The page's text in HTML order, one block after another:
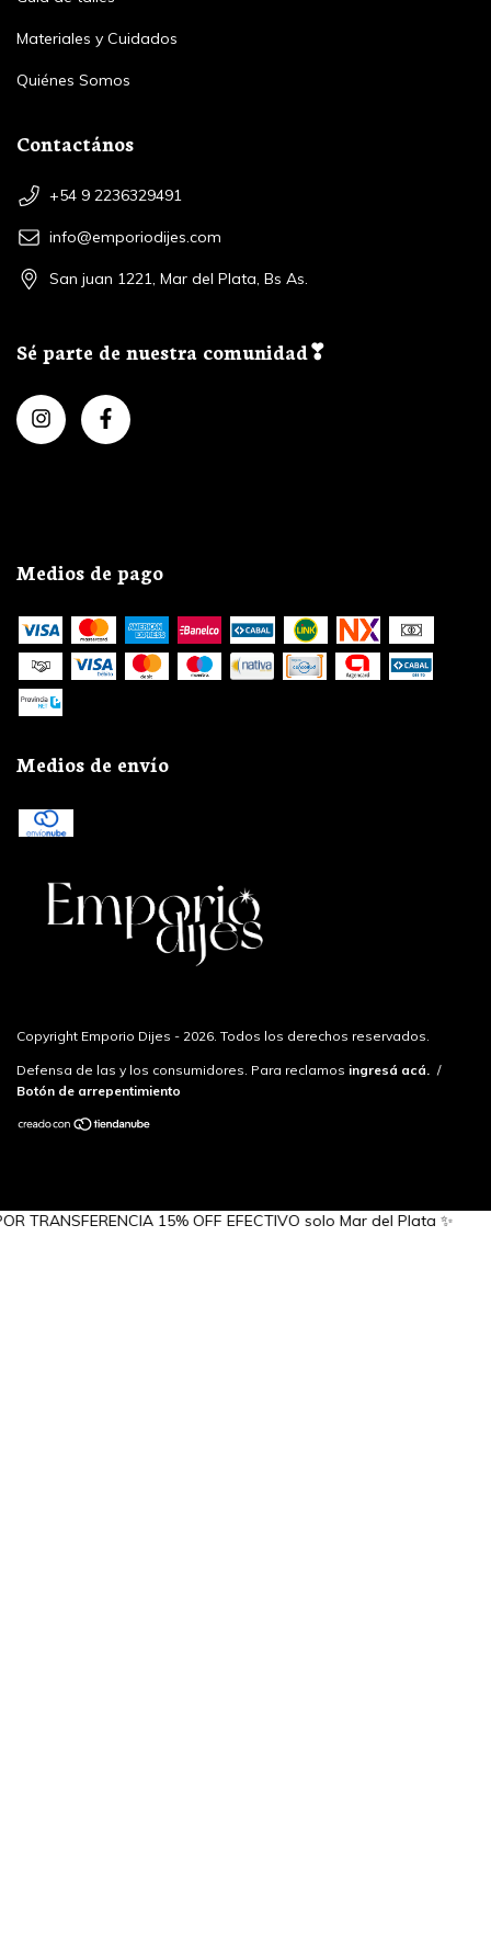
Materiales y Cuidados
Quiénes Somos
Contactános
+54 9 2236329491
info@emporiodijes.com
San juan 1221, Mar del Plata, Bs As.
Sé parte de nuestra comunidad❣
Medios de pago
Medios de envío
Copyright Emporio Dijes - 2026. Todos los derechos reservados.
Defensa de las y los consumidores. Para reclamos ingresá acá. /
Botón de arrepentimiento
15% OFF EFECTIVO solo Mar del Plata ✨